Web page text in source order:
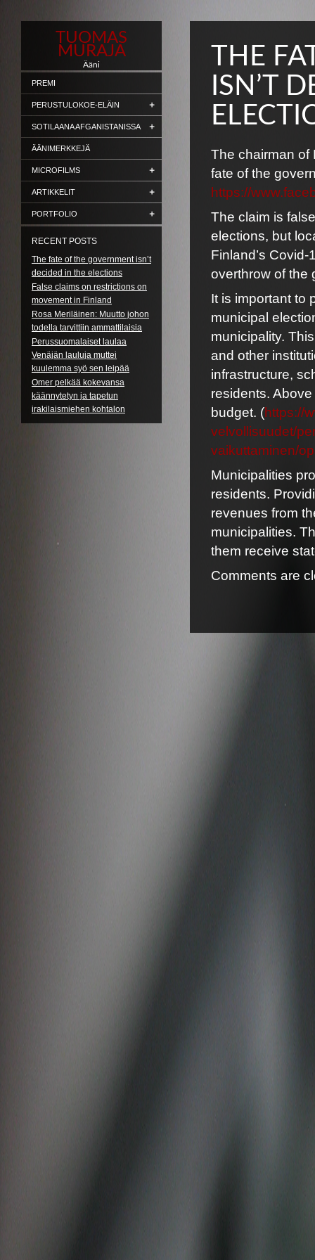
TUOMAS
MURAJA
Ääni
PREMI
PERUSTULOKOE-ELÄIN
SOTILAANA AFGANISTANISSA
ÄÄNIMERKKEJÄ
MICROFILMS
ARTIKKELIT
PORTFOLIO
RECENT POSTS
The fate of the government isn’t
decided in the elections
False claims on restrictions on
movement in Finland
Rosa Meriläinen: Muutto johon
todella tarvittiin ammattilaisia
Perussuomalaiset laulaa
Venäjän lauluja muttei
kuulemma syö sen leipää
Omer pelkää kokevansa
käännytetyn ja tapetun
irakilaismiehen kohtalon
THE
ISN’T
The chairman
fate of the
https://
The claim is
elections, but
Finland’s
overthrow of the
It is important to
municipal
municipality.
and other
infrastructure,
residents.
budget. (https://
velvollisuudet/
vaikuttaminen/
Municipalities
residents.
revenues from
municipalities.
them receive
Comments are